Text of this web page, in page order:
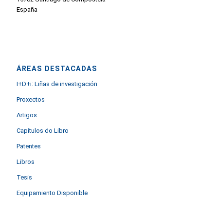
España
ÁREAS DESTACADAS
I+D+i: Liñas de investigación
Proxectos
Artigos
Capítulos do Libro
Patentes
Libros
Tesis
Equipamiento Disponible